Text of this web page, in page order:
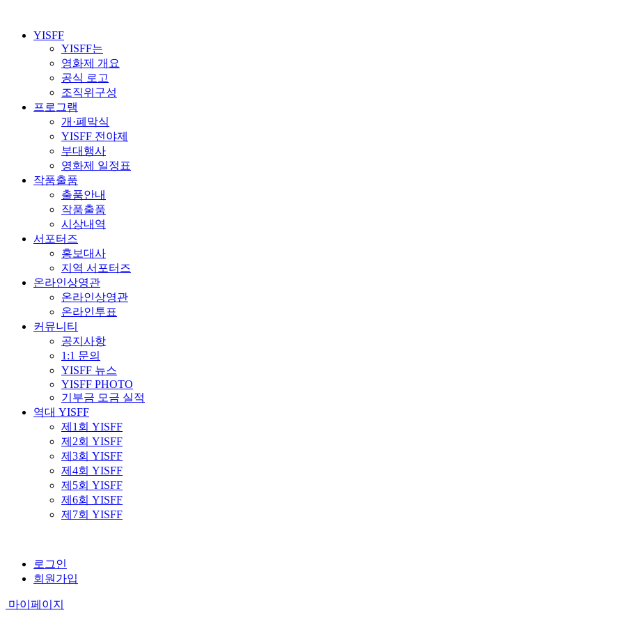
YISFF
YISFF는
영화제 개요
공식 로고
조직위구성
프로그램
개·폐막식
YISFF 전야제
부대행사
영화제 일정표
작품출품
출품안내
작품출품
시상내역
서포터즈
홍보대사
지역 서포터즈
온라인상영관
온라인상영관
온라인투표
커뮤니티
공지사항
1:1 문의
YISFF 뉴스
YISFF PHOTO
기부금 모금 실적
역대 YISFF
제1회 YISFF
제2회 YISFF
제3회 YISFF
제4회 YISFF
제5회 YISFF
제6회 YISFF
제7회 YISFF
로그인
회원가입
마이페이지